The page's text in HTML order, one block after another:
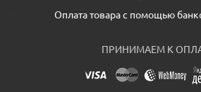
Оплата товара с помощью
ПРИНИМАЕМ К